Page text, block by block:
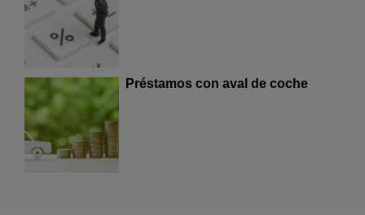
Préstamos con aval de coche